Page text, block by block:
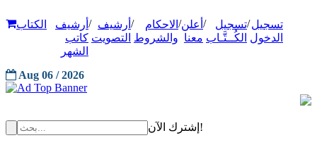
تسجيل
الدخول
/تسجيل
الكُــتَّـاب
/ أعلن
معنا
/ الاحكام
والشروط
/ أرشيف
التصويت
/ أرشيف
كاتب
الشهر
الكتاب
Aug 06 / 2026
إشترك الآن!